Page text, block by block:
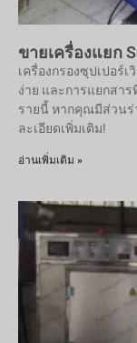
ขายเครื่องแยก
เครื่องกรองซุปเปอร์
ง่าย และการแยกสา
รายนี้ หากคุณมีส่วนร่
ละเอียดเพิ่มเติม!
อ่านเพิ่มเติม »